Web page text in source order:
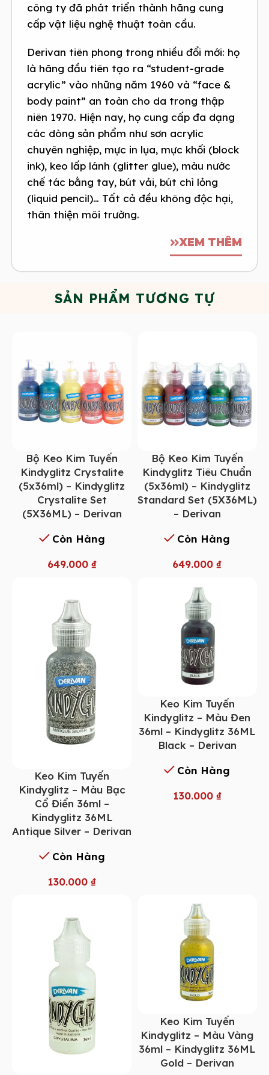
công ty đã phát triển thành hãng cung
cấp vật liệu nghệ thuật toàn cầu.
Derivan tiên phong trong nhiều đổi mới: họ
là hãng đầu tiên tạo ra “student-grade
acrylic” vào những năm 1960 và “face &
body paint” an toàn cho da trong thập
niên 1970. Hiện nay, họ cung cấp đa dạng
các dòng sản phẩm như sơn acrylic
chuyên nghiệp, mực in lụa, mực khối (block
ink), keo lấp lánh (glitter glue), màu nước
chế tác bằng tay, bút vải, bút chì lỏng
(liquid pencil)… Tất cả đều không độc hại,
thân thiện môi trường.
XEM THÊM
SẢN PHẨM TƯƠNG TỰ
Bộ Keo Kim Tuyến
Kindyglitz Crystalite
(5x36ml) – Kindyglitz
Crystalite Set
(5X36ML) – Derivan
Còn Hàng
649.000 ₫
Bộ Keo Kim Tuyến
Kindyglitz Tiêu Chuẩn
(5x36ml) – Kindyglitz
Standard Set (5X36ML)
– Derivan
Còn Hàng
649.000₫
Keo Kim Tuyến
Kindyglitz – Màu Bạc
Cổ Điển 36ml –
Kindyglitz 36ML
Antique Silver – Derivan
Còn Hàng
130.000 ₫
Keo Kim Tuyến
Kindyglitz – Màu Đen
36ml – Kindyglitz 36ML
Black – Derivan
Còn Hàng
130.000 ₫
Keo Kim Tuyến
Kindyglitz – Màu Vàng
36ml – Kindyglitz 36ML
Gold – Derivan